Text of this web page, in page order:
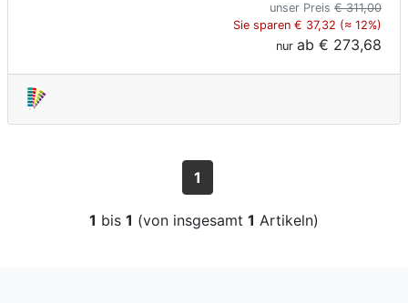
unser Preis € 311,00
Sie sparen € 37,32 (≈ 12%)
nur ab € 273,68
1
1 bis 1 (von insgesamt 1 Artikeln)